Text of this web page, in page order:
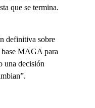
que se termina.
definitiva sobre
base MAGA para
una decisión